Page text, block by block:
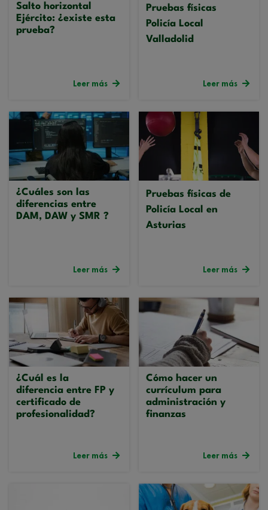
Salto horizontal
Ejército: ¿existe esta
prueba?
Leer más
Pruebas físicas
Policía Local
Valladolid
Leer más
¿Cuáles son las
diferencias entre
DAM, DAW y SMR ?
Leer más
Pruebas físicas de
Policía Local en
Asturias
Leer más
¿Cuál es la
diferencia entre FP y
certificado de
profesionalidad?
Leer más
Cómo hacer un
currículum para
administración y
finanzas
Leer más